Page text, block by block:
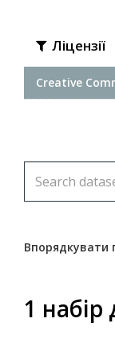
Ліцензії
Creative
Впорядкувати
1